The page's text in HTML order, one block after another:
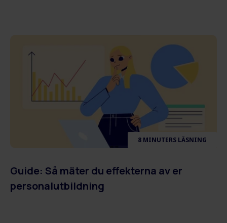
8 MINUTERS LÄSNING
Guide: Så mäter du effekterna av er
personalutbildning